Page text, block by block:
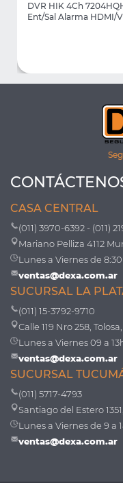
DVR HIK 4Ch
Ent/Sal Alarma HDMI/
CASA CENTRAL
(011) 3970-6392 - (011)
Mariano Pelliza 4112
Lunes a Viernes de 8:30
ventas@dexa.com.ar
SUCURSAL LA
(011) 15-3792-9710
Calle 119 Nro 258,
Lunes a Viernes 09 a
ventas@dexa.com.ar
SUCURSAL
(011) 5717-4793
Santiago del Estero
Lunes a Viernes de 9 a
ventas@dexa.com.ar